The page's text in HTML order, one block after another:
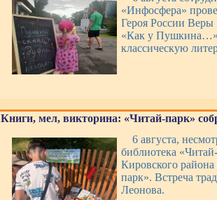
«Инфосфера»
Героя России
«Как у Пушкина…»
классическую
Книги, мел, викторина: «Читай-парк»
6 августа,
библиотека
Кировского
парк». Встреча
Леонова.